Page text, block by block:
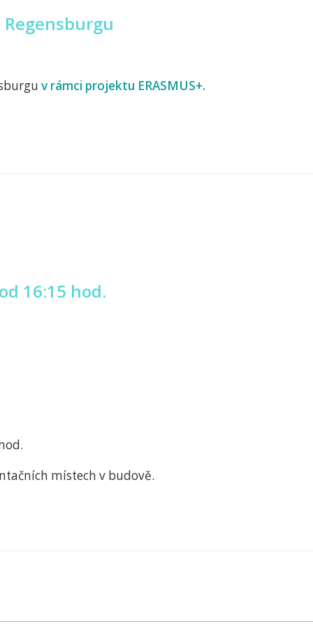
v rámci projektu ERASMUS+.
16:15 hod.
místech v budově.